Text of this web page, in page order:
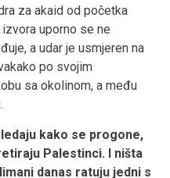
za akaid od početka
uporno se ne
a udar je usmjeren na
po svojim
sa okolinom, a među
kako se progone,
Palestinci. I ništa
danas ratuju jedni s